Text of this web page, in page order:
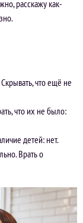
расскажу как-
что ещё не
что их не было:
детей: нет.
Врать о